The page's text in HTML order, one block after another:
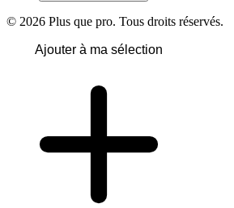
© 2026 Plus que pro. Tous droits réservés.
Ajouter à ma sélection